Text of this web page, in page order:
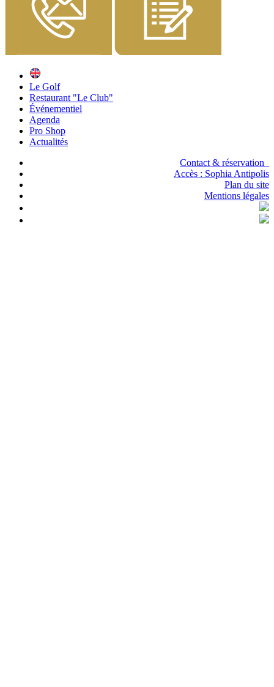
Le Golf
Restaurant "Le Club"
Événementiel
Agenda
Pro Shop
Actualités
Contact & réservation
Accès : Sophia Antipolis
Plan du site
Mentions légales